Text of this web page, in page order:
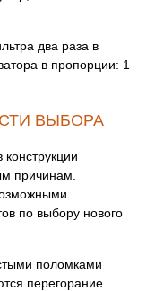
два раза в
в пропорции: 1
ВЫБОРА
причинам.
по выбору нового
поломками
перегорание